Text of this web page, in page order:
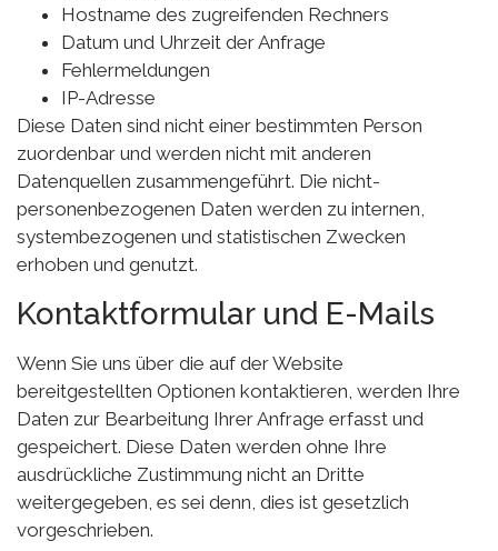
Hostname des zugreifenden Rechners
Datum und Uhrzeit der Anfrage
Fehlermeldungen
IP-Adresse
Diese Daten sind nicht einer bestimmten Person
zuordenbar und werden nicht mit anderen
Datenquellen zusammengeführt. Die nicht-
personenbezogenen Daten werden zu internen,
systembezogenen und statistischen Zwecken
erhoben und genutzt.
Kontaktformular und E-Mails
Wenn Sie uns über die auf der Website
bereitgestellten Optionen kontaktieren, werden Ihre
Daten zur Bearbeitung Ihrer Anfrage erfasst und
gespeichert. Diese Daten werden ohne Ihre
ausdrückliche Zustimmung nicht an Dritte
weitergegeben, es sei denn, dies ist gesetzlich
vorgeschrieben.